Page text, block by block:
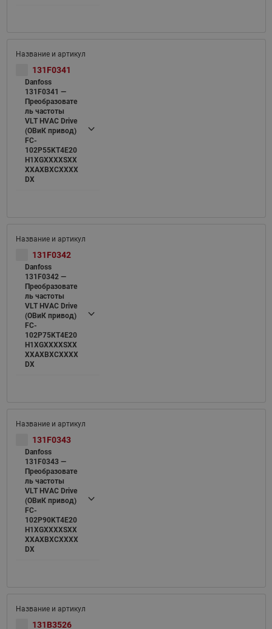
131F0341
Danfoss
131F0341 —
Преобразовате
ль частоты
VLT HVAC Drive
(ОВиК привод)
FC-
102P55KT4E20
H1XGXXXXSXX
XXAXBXCXXXX
DX
131F0342
Danfoss
131F0342 —
Преобразовате
ль частоты
VLT HVAC Drive
(ОВиК привод)
FC-
102P75KT4E20
H1XGXXXXSXX
XXAXBXCXXXX
DX
131F0343
Danfoss
131F0343 —
Преобразовате
ль частоты
VLT HVAC Drive
(ОВиК привод)
FC-
102P90KT4E20
H1XGXXXXSXX
XXAXBXCXXXX
DX
131B3526